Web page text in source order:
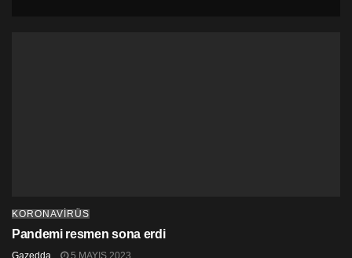
KORONAVİRÜS
Pandemi resmen sona erdi
Gazedda 5 MAYIS 2023